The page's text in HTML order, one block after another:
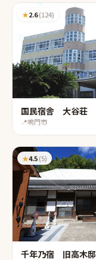
★2.6(124)
国民宿舎 大谷荘
📍鳴門市
★4.5(5)
千年乃宿 旧高木邸